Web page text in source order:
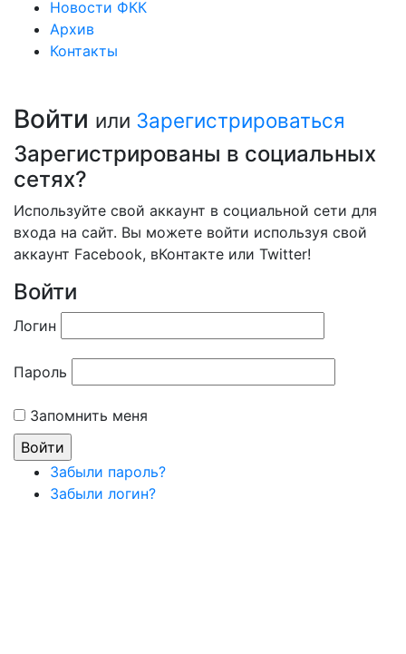
Новости ФКК
Архив
Контакты
Войти или Зарегистрироваться
Зарегистрированы в социальных
сетях?
Используйте свой аккаунт в социальной сети для
входа на сайт. Вы можете войти используя свой
аккаунт Facebook, вКонтакте или Twitter!
Войти
Логин
Пароль
Запомнить меня
Забыли пароль?
Забыли логин?